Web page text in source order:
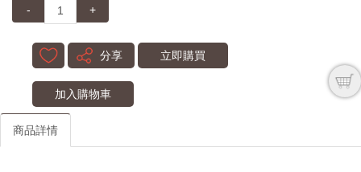
-
+
分享 立即購買
加入購物車
商品詳情